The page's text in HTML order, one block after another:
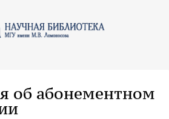
об абонементном